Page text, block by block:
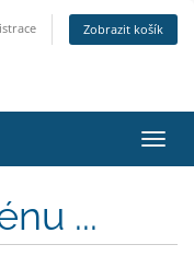
Zobrazit košík
...